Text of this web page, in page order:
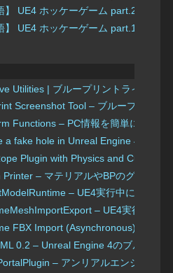
】 UE4 ホッケーゲーム part.2 開始
】 UE4 ホッケーゲーム part.1 イン
Utilities | ブループリントライブラ
Screenshot Tool – ブループリント
Functions – PC情報を簡単に取得
a fake hole in Unreal Engine 4 –
Plugin with Physics and Cutting –
Printer – マテリアルやBPのグラフエ
– UE4実行中に3Dモデ
– UE4実行中に
FBX Import (Asynchronous) – UE4
0.2 – Unreal Engine 4のブループ
– アンリアルエンジン４